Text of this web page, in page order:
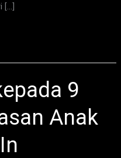
[…]
9
Anak